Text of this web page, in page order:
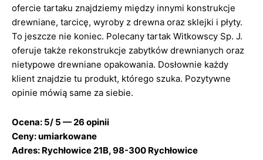
ofercie tartaku znajdziemy między innymi konstrukcje
drewniane, tarcicę, wyroby z drewna oraz sklejki i płyty.
To jeszcze nie koniec. Polecany tartak Witkowscy Sp. J.
oferuje także rekonstrukcje zabytków drewnianych oraz
nietypowe drewniane opakowania. Dosłownie każdy
klient znajdzie tu produkt, którego szuka. Pozytywne
opinie mówią same za siebie.
Ocena: 5/ 5 — 26 opinii
Ceny: umiarkowane
Adres: Rychłowice 21B, 98-300 Rychłowice